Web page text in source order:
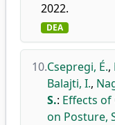
2022.
DEA
10.Csepregi, É.,
Balajti, I.,
S.: Effects of
on Posture,